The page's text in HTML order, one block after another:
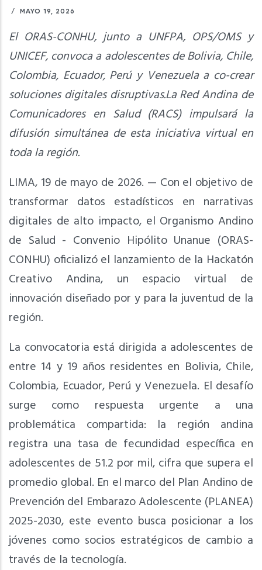
/ MAYO 19, 2026
El ORAS-CONHU, junto a UNFPA, OPS/OMS y
UNICEF, convoca a adolescentes de Bolivia, Chile,
Colombia, Ecuador, Perú y Venezuela a co-crear
soluciones digitales disruptivas.La Red Andina de
Comunicadores en Salud (RACS) impulsará la
difusión simultánea de esta iniciativa virtual en
toda la región.
LIMA, 19 de mayo de 2026. — Con el objetivo de
transformar datos estadísticos en narrativas
digitales de alto impacto, el Organismo Andino
de Salud - Convenio Hipólito Unanue (ORAS-
CONHU) oficializó el lanzamiento de la Hackatón
Creativo Andina, un espacio virtual de
innovación diseñado por y para la juventud de la
región.
La convocatoria está dirigida a adolescentes de
entre 14 y 19 años residentes en Bolivia, Chile,
Colombia, Ecuador, Perú y Venezuela. El desafío
surge como respuesta urgente a una
problemática compartida: la región andina
registra una tasa de fecundidad específica en
adolescentes de 51.2 por mil, cifra que supera el
promedio global. En el marco del Plan Andino de
Prevención del Embarazo Adolescente (PLANEA)
2025-2030, este evento busca posicionar a los
jóvenes como socios estratégicos de cambio a
través de la tecnología.